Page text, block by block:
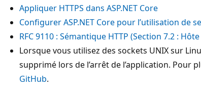
Appliquer HTTPS dans ASP.NET Core
Configurer ASP.NET Core pour l’utilisation de
RFC 9110 : Sémantique HTTP (Section 7.2 :
Lorsque vous utilisez des sockets UNIX sur
supprimé lors de l’arrêt de l’application. Pour
GitHub.